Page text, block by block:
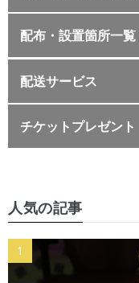
配布・設置箇所一覧
配送サービス
チケットプレゼント
人気の記事